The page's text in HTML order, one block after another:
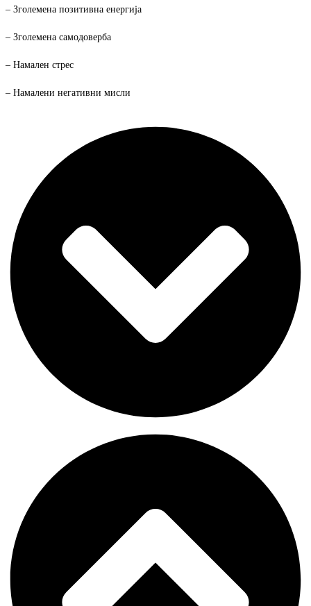
– Зголемена позитивна енергија
– Зголемена самодоверба
– Намален стрес
– Намалени негативни мисли